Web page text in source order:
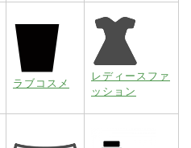
ラブコスメ
レディースファ
ッション